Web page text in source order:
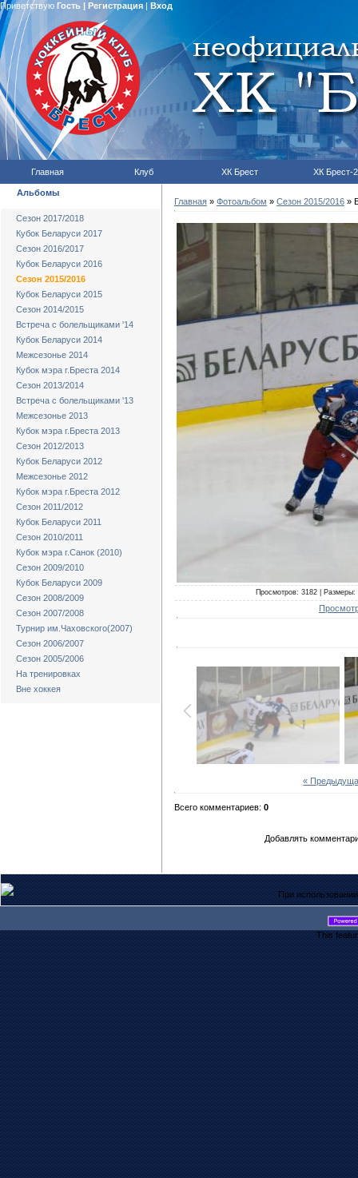
Приветствую Гость | Регистрация| Вход
Главная Клуб ХК Брест ХК Брест-2
Альбомы
Сезон 2017/2018
Кубок Беларуси 2017
Сезон 2016/2017
Кубок Беларуси 2016
Сезон 2015/2016
Кубок Беларуси 2015
Сезон 2014/2015
Встреча с болельщиками '14
Кубок Беларуси 2014
Межсезонье 2014
Кубок мэра г.Бреста 2014
Сезон 2013/2014
Встреча с болельщиками '13
Межсезонье 2013
Кубок мэра г.Бреста 2013
Сезон 2012/2013
Кубок Беларуси 2012
Межсезонье 2012
Кубок мэра г.Бреста 2012
Сезон 2011/2012
Кубок Беларуси 2011
Сезон 2010/2011
Кубок мэра г.Санок (2010)
Сезон 2009/2010
Кубок Беларуси 2009
Сезон 2008/2009
Сезон 2007/2008
Турнир им.Чаховского(2007)
Сезон 2006/2007
Сезон 2005/2006
На тренировках
Вне хоккея
Главная » Фотоальбом » Сезон 2015/2016 »
Просмотров: 3182 |
«
Всего комментариев: 0
Добавлять
При
This